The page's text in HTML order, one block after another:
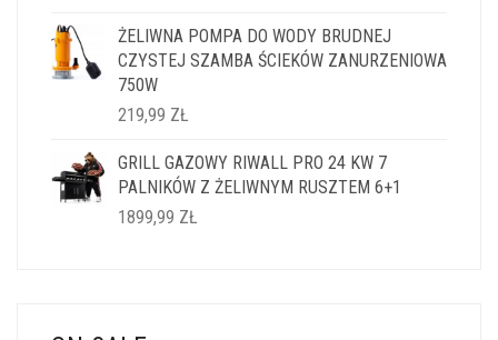
WYNOSIŁA:
1499,99 ZŁ.
WYNOSI:
1199,99 ZŁ.
ŻELIWNA POMPA DO WODY BRUDNEJ
CZYSTEJ SZAMBA ŚCIEKÓW ZANURZENIOWA
750W
219,99 ZŁ
GRILL GAZOWY RIWALL PRO 24 KW 7
PALNIKÓW Z ŻELIWNYM RUSZTEM 6+1
1899,99 ZŁ